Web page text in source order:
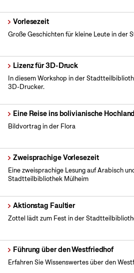
Vorlesezeit
Große Geschichten für kleine Leute in der
Lizenz für 3D-Druck
In diesem Workshop in der
3D-Drucker.
Eine Reise ins bolivianische Hochland
Bildvortrag in der Flora
Zweisprachige Vorlesezeit
Eine zweisprachige Lesung auf Arabisch
Stadtteilbibliothek Mülheim
Aktionstag Faultier
Zottel lädt zum Fest in der
Führung über den Westfriedhof
Erfahren Sie Wissenswertes über den